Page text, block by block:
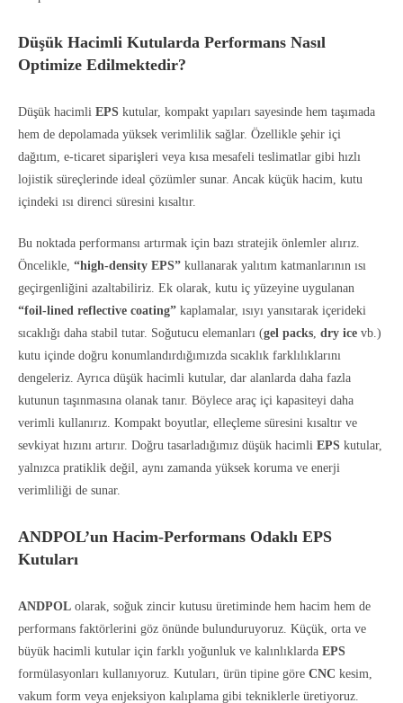
Düşük Hacimli Kutularda Performans Nasıl
Optimize Edilmektedir?
Düşük hacimli EPS kutular, kompakt yapıları sayesinde hem taşımada
hem de depolamada yüksek verimlilik sağlar. Özellikle şehir içi
dağıtım, e-ticaret siparişleri veya kısa mesafeli teslimatlar gibi hızlı
lojistik süreçlerinde ideal çözümler sunar. Ancak küçük hacim, kutu
içindeki ısı direnci süresini kısaltır.
Bu noktada performansı artırmak için bazı stratejik önlemler alırız.
Öncelikle, “high-density EPS” kullanarak yalıtım katmanlarının ısı
geçirgenliğini azaltabiliriz. Ek olarak, kutu iç yüzeyine uygulanan
“foil-lined reflective coating” kaplamalar, ısıyı yansıtarak içerideki
sıcaklığı daha stabil tutar. Soğutucu elemanları (gel packs, dry ice vb.)
kutu içinde doğru konumlandırdığımızda sıcaklık farklılıklarını
dengeleriz. Ayrıca düşük hacimli kutular, dar alanlarda daha fazla
kutunun taşınmasına olanak tanır. Böylece araç içi kapasiteyi daha
verimli kullanırız. Kompakt boyutlar, elleçleme süresini kısaltır ve
sevkiyat hızını artırır. Doğru tasarladığımız düşük hacimli EPS kutular,
yalnızca pratiklik değil, aynı zamanda yüksek koruma ve enerji
verimliliği de sunar.
ANDPOL’un Hacim-Performans Odaklı EPS
Kutuları
ANDPOL olarak, soğuk zincir kutusu üretiminde hem hacim hem de
performans faktörlerini göz önünde bulunduruyoruz. Küçük, orta ve
büyük hacimli kutular için farklı yoğunluk ve kalınlıklarda EPS
formülasyonları kullanıyoruz. Kutuları, ürün tipine göre CNC kesim,
vakum form veya enjeksiyon kalıplama gibi tekniklerle üretiyoruz.